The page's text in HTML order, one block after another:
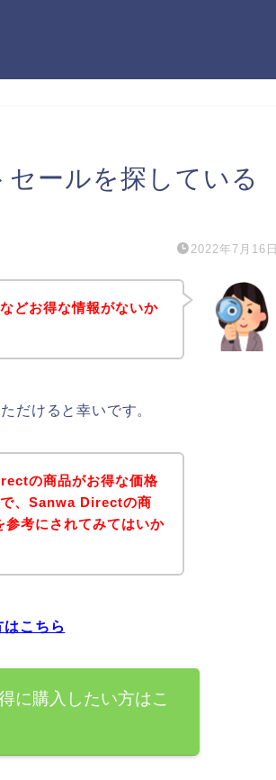
ールを探している
2022年7月16日
どお得な情報がないか
だけると幸いです。
の商品がお得な価格
、Sanwa Directの商
参考にされてみてはいか
こちら
に購入したい方はこ